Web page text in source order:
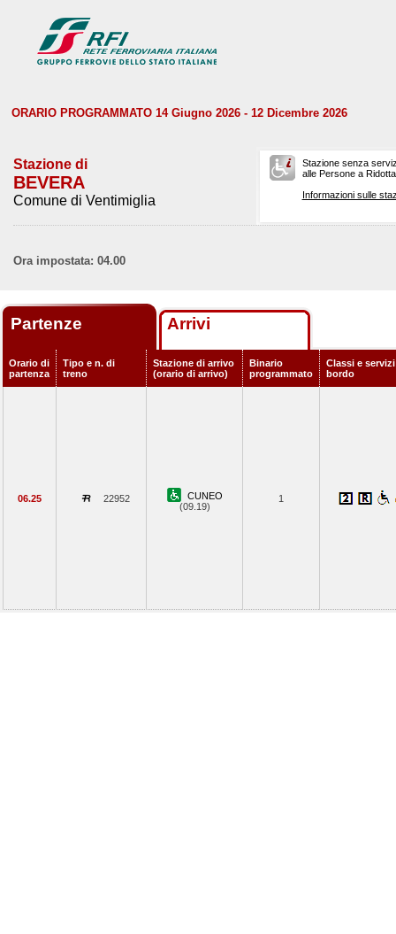
ORARIO PROGRAMMATO 14 Giugno 2026 - 12 Dicembre 2026
Stazione di
BEVERA
Comune di Ventimiglia
Stazione senza
alle Persone a
Informazioni sulle
Ora impostata: 04.00
Partenze Arrivi
Orario di
partenza
Tipo e n. di
treno
Stazione di arrivo
(orario di arrivo)
Binario
programmato
Classi e servizi
bordo
06.25 22952
CUNEO
(09.19)
1